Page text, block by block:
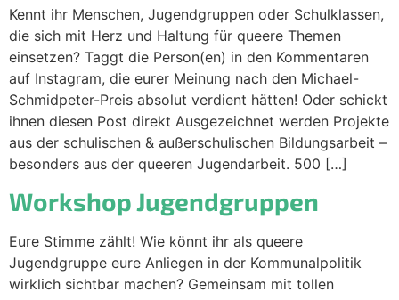
Kennt ihr Menschen, Jugendgruppen oder Schulklassen,
die sich mit Herz und Haltung für queere Themen
einsetzen? Taggt die Person(en) in den Kommentaren
auf Instagram, die eurer Meinung nach den Michael-
Schmidpeter-Preis absolut verdient hätten! Oder schickt
ihnen diesen Post direkt Ausgezeichnet werden Projekte
aus der schulischen & außerschulischen Bildungsarbeit –
besonders aus der queeren Jugendarbeit. 500 […]
Workshop Jugendgruppen
Eure Stimme zählt! Wie könnt ihr als queere
Jugendgruppe eure Anliegen in der Kommunalpolitik
wirklich sichtbar machen? Gemeinsam mit tollen